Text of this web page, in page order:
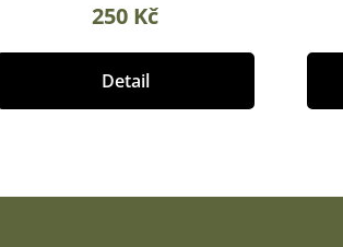
250 Kč
Detail